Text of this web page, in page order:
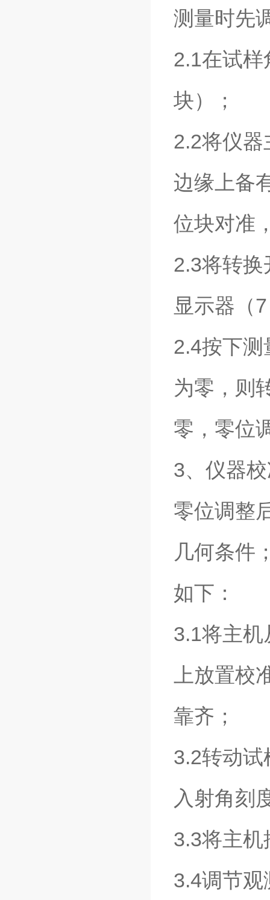
测量时先
2.1在试
块）；
2.2将仪
边缘上备
位块对准
2.3将转
显示器（
2.4按下
为零，则
零，零位
3、仪器
零位调整
几何条件
如下：
3.1将主
上放置
靠齐；
3.2转动
入射角刻
3.3将主
3.4调节观